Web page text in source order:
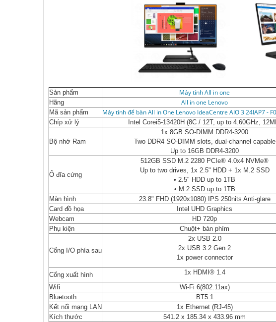
Sản phẩm Máy tính All in one
Hãng All in one Lenovo
Mã sản phẩm Máy tính để bàn All in One Lenovo IdeaCentre AIO 3 24IAP7 -
Chíp xử lý Intel Corei5-13420H (8C / 12T, up to 4.60GHz,
Bộ nhớ Ram
1x 8GB SO-DIMM DDR4-3200
Two DDR4 SO-DIMM slots, dual-channel capable
Up to 16GB DDR4-3200
Ổ đĩa cứng
512GB SSD M.2 2280 PCIe® 4.0x4 NVMe®
Up to two drives, 1x 2.5" HDD + 1x M.2 SSD
• 2.5" HDD up to 1TB
• M.2 SSD up to 1TB
Màn hình
23.8" FHD (1920x1080) IPS 250nits Anti-glare
Card đồ họa
Intel UHD Graphics
Webcam
HD 720p
Phụ kiện
Chuột+ bàn phím
Cổng I/O phía sau
2x USB 2.0
2x USB 3.2 Gen 2
1x power connector
Cổng xuất hình
1x HDMI® 1.4
Wifi
Wi-Fi 6(802.11ax)
Bluetooth
BT5.1
Kết nối mạng LAN
1x Ethernet (RJ-45)
Kích thước
541.2 x 185.34 x 433.96 mm